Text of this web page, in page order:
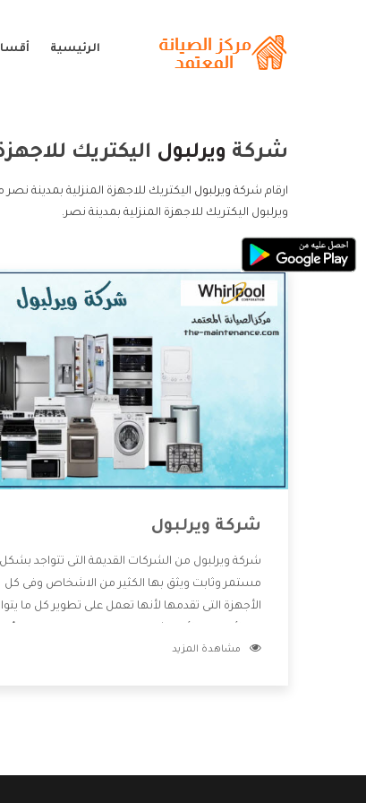
الرئيسية
شركة ويرلبول اليكتريك
ارقام شركة ويرلبول اليكتريك للاجهزة المنزلية بمدينة
ويرلبول اليكتريك للاجهزة المنزلية بمدينة نصر.
شركة ويرلبول
شركة ويرلبول من الشركات القديمة التى تتواجد بشكل
مستمر وثابت ويثق بها الكثير من الاشخاص وفى كل
الأجهزة التى تقدمها لأنها تعمل على تطوير كل ما
خدمات ما بعد البيع مع المنتجات وتقدم للعملاء أقوى
مشاهدة المزيد